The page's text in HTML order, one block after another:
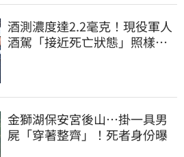
酒測濃度達2.2毫克！現役軍人
酒駕「接近死亡狀態」照樣開
金獅湖保安宮後山…掛一具男
屍「穿著整齊」！死者身份曝